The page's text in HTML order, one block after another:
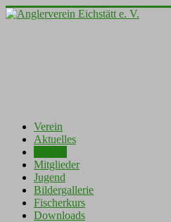
Verein
Aktuelles
Mitglieder
Jugend
Bildergallerie
Fischerkurs
Downloads